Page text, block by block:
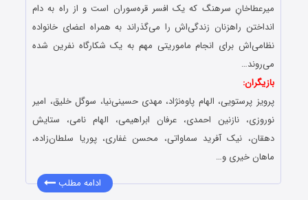
میرعطاخانِ سرهنگ که یک افسر قره‌سوران است و از راه به دام
انداختن راهزنان زندگی‌اش را می‌گذراند به همراه اعضای خانواده
نظامی‌اش برای انجام ماموریتی مهم به یک شکارگاه نفرین شده
می‌روند…
بازیگران:
پرویز پرستویی، الهام پاوه‌نژاد، مهدی حسینی‌نیا، سوگل خلیق، امیر
نوروزی، نازنین احمدی، عرفان ابراهیمی، الهام نامی، ستایش
دهقان، نیک آفرید سماواتی، محسن غفاری، پوریا سلطان‌زاده،
ماهان خیری و…
ادامه مطلب